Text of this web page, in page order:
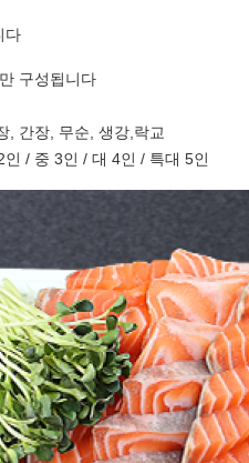
다
구성됩니다
, 간장, 무순, 생강,락교
/ 중 3인 / 대 4인 / 특대 5인